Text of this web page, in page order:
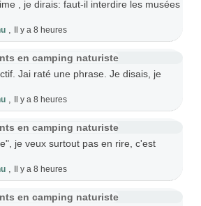
, je dirais: faut-il interdire les musées
Il y a 8 heures
en camping naturiste
Jai raté une phrase. Je disais, je
Il y a 8 heures
en camping naturiste
je veux surtout pas en rire, c'est
Il y a 8 heures
en camping naturiste